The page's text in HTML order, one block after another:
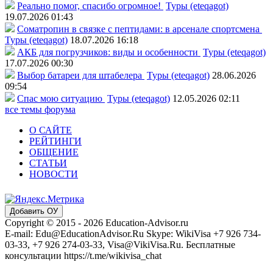
Реально помог, спасибо огромное! Туры (eteqagot)
19.07.2026 01:43
Соматропин в связке с пептидами: в арсенале спортсмена
Туры (eteqagot) 18.07.2026 16:18
АКБ для погрузчиков: виды и особенности Туры (eteqagot)
17.07.2026 00:30
Выбор батареи для штабелера Туры (eteqagot) 28.06.2026
09:54
Спас мою ситуацию Туры (eteqagot) 12.05.2026 02:11
все темы форума
О САЙТЕ
РЕЙТИНГИ
ОБЩЕНИЕ
СТАТЬИ
НОВОСТИ
Добавить ОУ
Copyright © 2015 - 2026 Education-Advisor.ru
E-mail: Edu@EducationAdvisor.Ru Skype: WikiVisa +7 926 734-
03-33, +7 926 274-03-33, Visa@VikiVisa.Ru. Бесплатные
консультации https://t.me/wikivisa_chat